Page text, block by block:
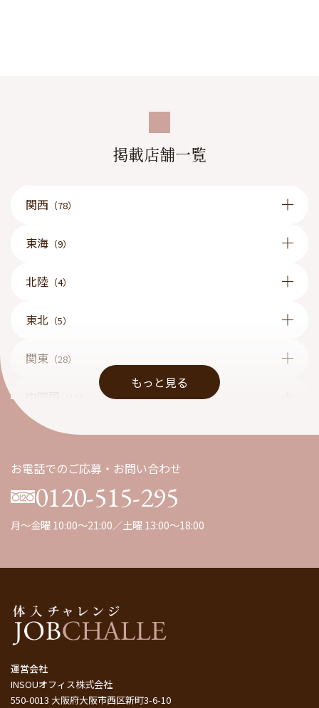
掲載店舗一覧
関西 （78）
東海 （9）
北陸 （4）
東北 （5）
関東 （28）
（1）
もっと見る
お電話でのご応募・お問い合わせ
0120-515-295
月～金曜 10:00～21:00／土曜 13:00～18:00
運営会社
INSOUオフィス株式会社
550-0013 大阪府大阪市西区新町3-6-10